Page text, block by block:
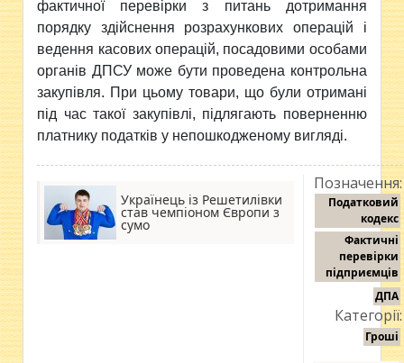
фактичної перевірки з питань дотримання
порядку здійснення розрахункових операцій і
ведення касових операцій, посадовими особами
органів ДПСУ може бути проведена контрольна
закупівля. При цьому товари, що були отримані
під час такої закупівлі, підлягають поверненню
платнику податків у непошкодженому вигляді.
Українець із Решетилівки
став чемпіоном Європи з
сумо
Позначення:
Податковий
кодекс
Фактичні
перевірки
підприємців
ДПА
Категорії:
Гроші